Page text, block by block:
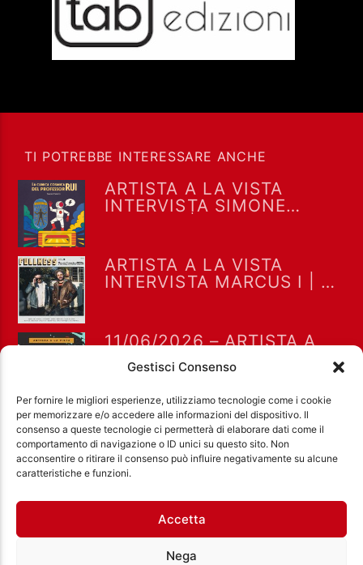
Gestisci Consenso
Per fornire le migliori esperienze, utilizziamo tecnologie come i cookie
per memorizzare e/o accedere alle informazioni del dispositivo. Il
consenso a queste tecnologie ci permetterà di elaborare dati come il
comportamento di navigazione o ID unici su questo sito. Non
acconsentire o ritirare il consenso può influire negativamente su alcune
caratteristiche e funzioni.
Accetta
Nega
TI POTREBBE INTERESSARE ANCHE
ARTISTA A LA VISTA
INTERVISTA SIMONE
MEMORIE E ILLUSIONI
ARTISTA A LA VISTA
INTERVISTA MARCUS I | LA
11/06/2026 – ARTISTA A
LA VISTA CON NARRADOR
CALLEJERO | TRA RADICI E
FUTURO
Ass. Cult. Dissociazione - Codice fiscale:
Città Aperta via di Casal Bruciato 31/A, Roma